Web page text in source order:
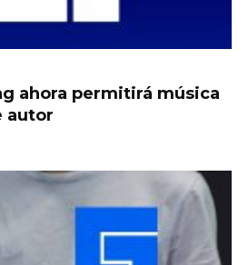
ahora permitirá música
autor